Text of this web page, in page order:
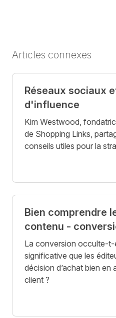
Articles connexes
Réseaux sociaux
d'influence
Kim Westwood,
de Shopping Links,
conseils utiles pour la
Bien comprendre
contenu -
La conversion occulte-t-
significative que les
décision d’achat bien en
client ?